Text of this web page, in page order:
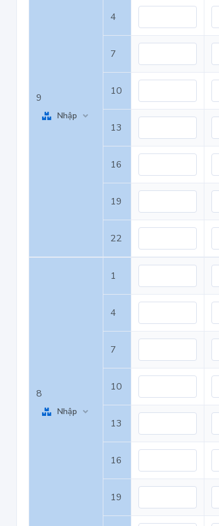
9
Nhập
4
7
10
13
16
19
22
8
Nhập
1
4
7
10
13
16
19